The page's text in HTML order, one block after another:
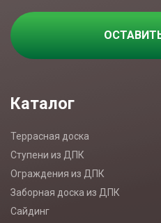
Каталог
Террасная доска
Ступени из ДПК
Ограждения из ДПК
Заборная доска из ДПК
Сайдинг